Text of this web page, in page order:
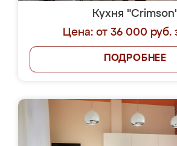
Кухня
Цена: от 36 000 руб.
ПОДРОБНЕЕ